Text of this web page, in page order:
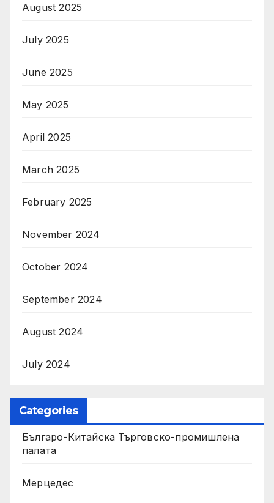
August 2025
July 2025
June 2025
May 2025
April 2025
March 2025
February 2025
November 2024
October 2024
September 2024
August 2024
July 2024
Categories
Българо-Китайска Търговско-промишлена
палaта
Мерцедес